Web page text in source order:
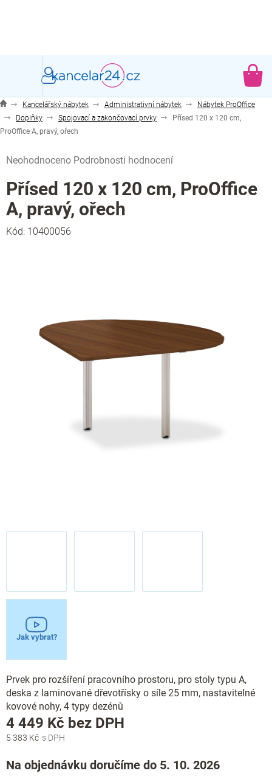
Kancelářský nábytek Administrativní nábytek
Nábytek ProOffice
Doplňky
Spojovací a zakončovací prvky
Přísed 120 x 120 cm,
ProOffice A, pravý, ořech
hodnocení
produktu
je
0,0
z
5
Neohodnoceno Podrobnosti hodnocení
Přísed 120 x 120 cm, ProOffice
A, pravý, ořech
Kód: 10400056
Jak vybrat?
Prvek pro rozšíření pracovního prostoru, pro stoly typu A,
deska z laminované dřevotřísky o síle 25 mm, nastavitelné
kovové nohy, 4 typy dezénů
5 383 Kč
4 449 Kč bez DPH
Na objednávku doručíme do 5. 10. 2026